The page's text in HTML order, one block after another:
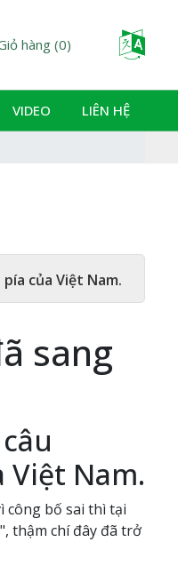
hàng (0)
VIDEO LIÊN HỆ
của Việt Nam.
sang
Việt Nam.
công bố sai thì tại
thậm chí đây đã trở